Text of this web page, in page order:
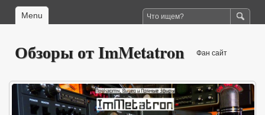
Menu
Обзоры от ImMetatron Фан сайт